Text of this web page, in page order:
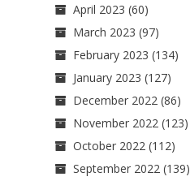
April 2023 (60)
March 2023 (97)
February 2023 (134)
January 2023 (127)
December 2022(86)
November 2022(123)
October 2022(112)
September 2022(139)